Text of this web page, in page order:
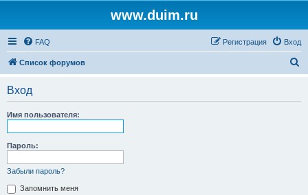
www.duim.ru
FAQ Вход
Регистрация
Список форумов
Вход
Имя пользователя:
Пароль:
Забыли пароль?
Запомнить меня